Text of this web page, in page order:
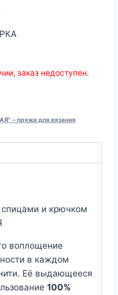
заказ недоступен.
– пряжа для вязания
и крючком
воплощение
в каждом
Её выдающееся
100%